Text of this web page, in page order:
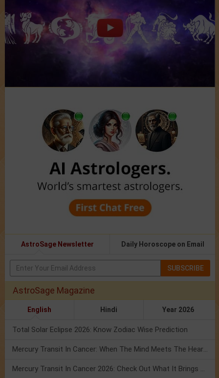
AstroSage Newsletter Daily Horoscope on Email
SUBSCRIBE
AstroSage Magazine
English Hindi Year 2026
Total Solar Eclipse 2026: Know Zodiac Wise Prediction
Mercury Transit In Cancer: When The Mind Meets The Heart!
Mercury Transit In Cancer 2026: Check Out What It Brings For You